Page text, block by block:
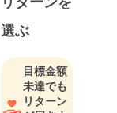
選ぶ
目標金額
未達でも
リターン